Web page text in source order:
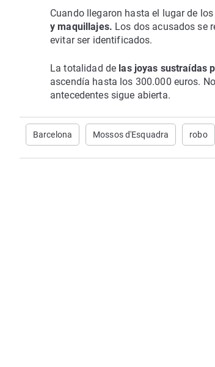
Cuando llegaron hasta el lugar de
y maquillajes. Los dos acusados se
evitar ser identificados.
La totalidad de las joyas sustraídas
ascendía hasta los 300.000 euros.
antecedentes sigue abierta.
Barcelona Mossos d'Esquadra robo